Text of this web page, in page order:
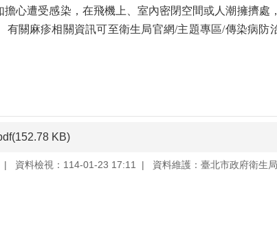
擔心遭受感染，在飛機上、室內密閉空間或人潮擁擠處
有關麻疹相關資訊可至衛生局官網/主題專區/傳染病防
KB)
資料檢視：114-01-23 17:11 資料維護：臺北市政府衛生局